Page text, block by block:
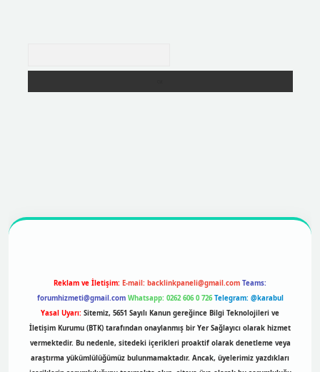
Reklam ve İletişim: E-mail: backlinkpaneli@gmail.com Teams:
forumhizmeti@gmail.com Whatsapp: 0262 606 0 726 Telegram: @karabul
Yasal Uyarı: Sitemiz, 5651 Sayılı Kanun gereğince Bilgi Teknolojileri ve
İletişim Kurumu (BTK) tarafından onaylanmış bir Yer Sağlayıcı olarak hizmet
vermektedir. Bu nedenle, sitedeki içerikleri proaktif olarak denetleme veya
araştırma yükümlülüğümüz bulunmamaktadır. Ancak, üyelerimiz yazdıkları